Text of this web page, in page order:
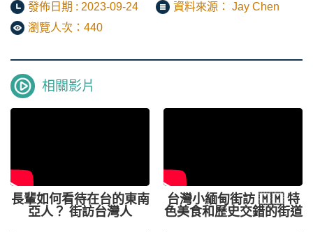
發佈日期 : 2023-09-24
資料來源： Jay Chen
瀏覽人次：440
相關影片
長輩如何看待在台的東南
亞人？ 街訪台灣人
台灣小緬甸街訪 🇲🇲 特
色美食和歷史交錯的街道